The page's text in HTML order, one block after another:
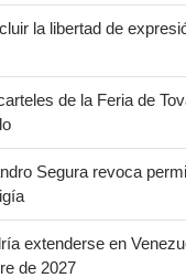
la libertad de
de la Feria de
Segura revoca
extenderse en
de 2027